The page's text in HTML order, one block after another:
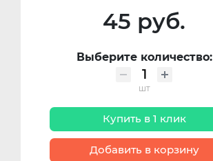
45 руб.
Выберите количество:
шт
Купить в 1 клик
Добавить в корзину